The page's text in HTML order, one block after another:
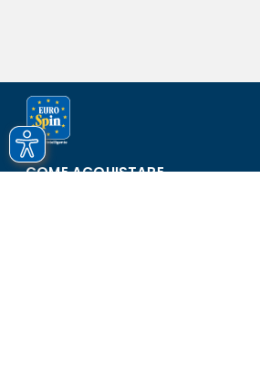
COME ACQUISTARE